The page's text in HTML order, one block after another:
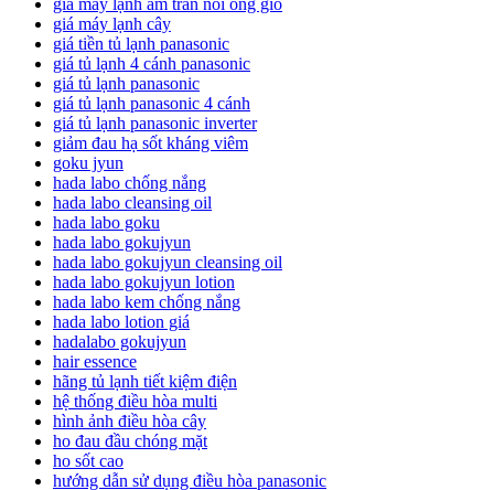
giá máy lạnh cây
giá tiền tủ lạnh panasonic
giá tủ lạnh 4 cánh panasonic
giá tủ lạnh panasonic
giá tủ lạnh panasonic 4 cánh
giá tủ lạnh panasonic inverter
giảm đau hạ sốt kháng viêm
goku jyun
hada labo chống nắng
hada labo cleansing oil
hada labo goku
hada labo gokujyun
hada labo gokujyun cleansing oil
hada labo gokujyun lotion
hada labo kem chống nắng
hada labo lotion giá
hadalabo gokujyun
hair essence
hãng tủ lạnh tiết kiệm điện
hệ thống điều hòa multi
hình ảnh điều hòa cây
ho đau đầu chóng mặt
ho sốt cao
hướng dẫn sử dụng điều hòa panasonic